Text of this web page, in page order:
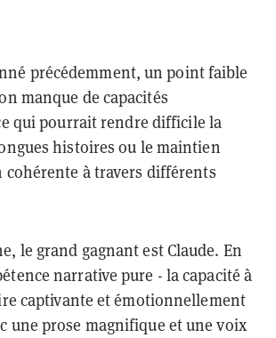
précédemment, un point faible
manque de capacités
qui pourrait rendre difficile la
histoires ou le maintien
à travers différents
le grand gagnant est Claude. En
narrative pure - la capacité à
captivante et émotionnellement
une prose magnifique et une voix